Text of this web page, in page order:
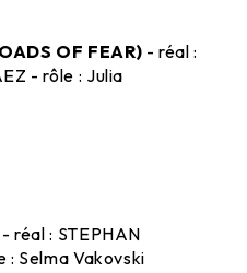
OF FEAR) - réal :
- rôle : Julia
- réal : STEPHAN
: Selma Vakovski